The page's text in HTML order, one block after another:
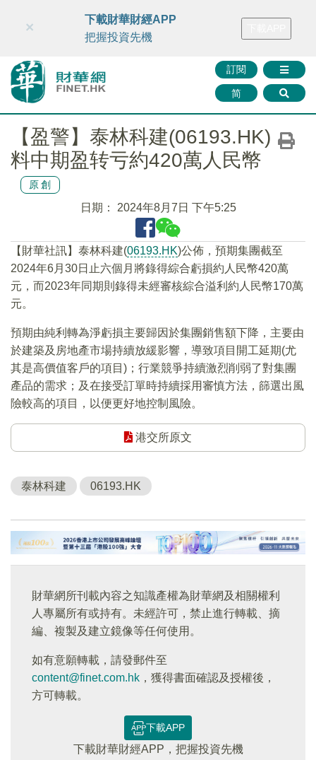
財華智庫網 FINTV FINMETA 財華證券 媒體矩陣
訂閱
简
×
下載財華財經APP
把握投資先機
【盈警】泰林科建(06193.HK)
料中期盈转亏約420萬人民幣
原創
日期： 2024年8月7日 下午5:25
【財華社訊】泰林科建(06193.HK)公佈，預期集團截至
2024年6月30日止六個月將錄得綜合虧損約人民幣420萬
元，而2023年同期則錄得未經審核綜合溢利約人民幣170萬
元。
預期由純利轉為淨虧損主要歸因於集團銷售額下降，主要由
於建築及房地產市場持續放緩影響，導致項目開工延期(尤
其是高價值客戶的項目)；行業競爭持續激烈削弱了對集團
產品的需求；及在接受訂單時持續採用審慎方法，篩選出風
險較高的項目，以便更好地控制風險。
港交所原文
泰林科建 06193.HK
財華網所刊載內容之知識產權為財華網及相關權利
人專屬所有或持有。未經許可，禁止進行轉載、摘
編、複製及建立鏡像等任何使用。
如有意願轉載，請發郵件至
content@finet.com.hk ，獲得書面確認及授權後，
方可轉載。
下載APP
下載財華財經APP，把握投資先機